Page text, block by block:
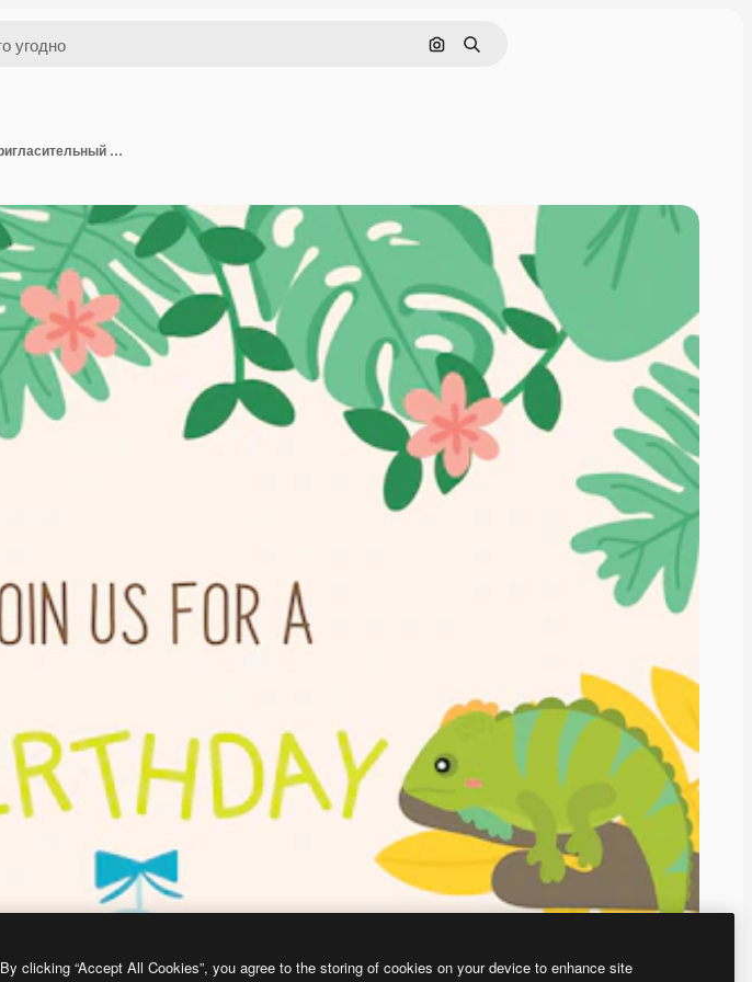
Поиск по изображению
Поиск
Симпатичные животных тему день рождения участник пригласительный билет вектор.
By clicking “Accept All Cookies”, you agree to the storing of cookies on your device to enhance site